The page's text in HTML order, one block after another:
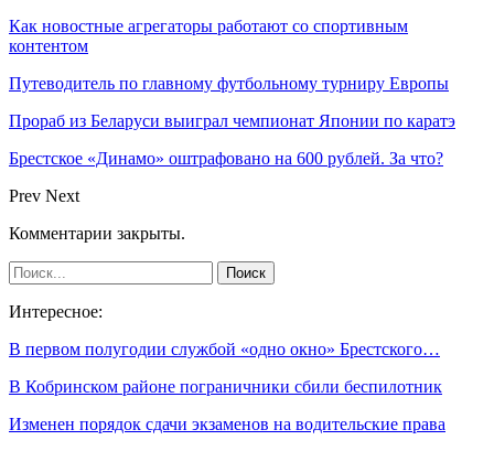
Как новостные агрегаторы работают со спортивным
контентом
Путеводитель по главному футбольному турниру Европы
Прораб из Беларуси выиграл чемпионат Японии по каратэ
Брестское «Динамо» оштрафовано на 600 рублей. За что?
Prev Next
Комментарии закрыты.
Интересное:
В первом полугодии службой «одно окно» Брестского…
В Кобринском районе пограничники сбили беспилотник
Изменен порядок сдачи экзаменов на водительские права